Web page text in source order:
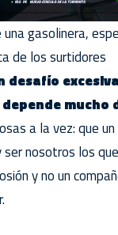
gasolinera,
de los surtidores
desafío
mucho
a la vez: que
nosotros los
y no un